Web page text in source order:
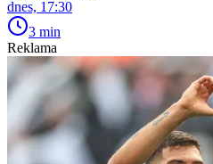
dnes, 17:30
3 min
Reklama